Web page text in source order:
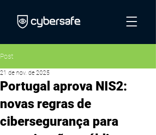
Post
Portugal aprova NIS2:
novas regras de
cibersegurança para
21 de nov. de 2025